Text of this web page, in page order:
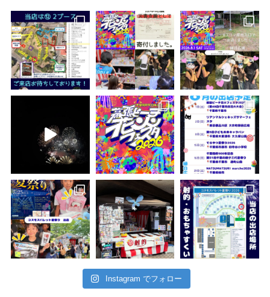
Instagram でフォロー